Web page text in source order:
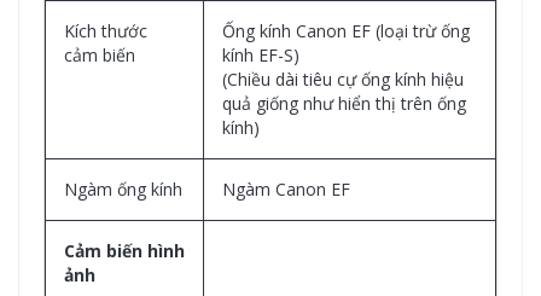
Kích thước
cảm biến
Ống kính Canon EF (loại trừ ống
kính EF-S)
(Chiều dài tiêu cự ống kính hiệu
quả giống như hiển thị trên ống
kính)
Ngàm ống kính Ngàm Canon EF
Cảm biến hình
ảnh